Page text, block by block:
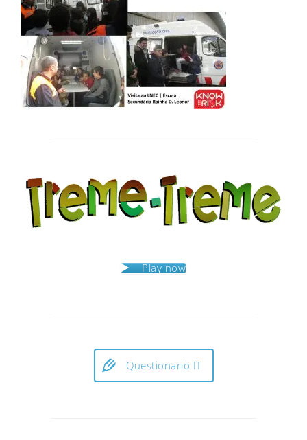
Play now
Questionario IT